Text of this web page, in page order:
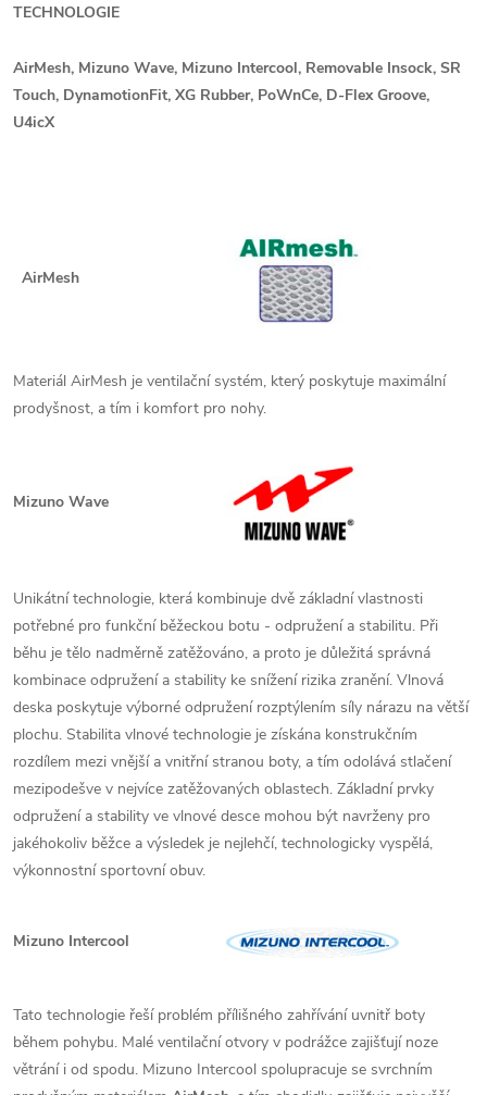
TECHNOLOGIE
AirMesh, Mizuno Wave, Mizuno Intercool, Removable Insock, SR
Touch, DynamotionFit, XG Rubber, PoWnCe, D-Flex Groove,
U4icX
AirMesh
Materiál AirMesh je ventilační systém, který poskytuje maximální
prodyšnost, a tím i komfort pro nohy.
Mizuno Wave
Unikátní technologie, která kombinuje dvě základní vlastnosti
potřebné pro funkční běžeckou botu - odpružení a stabilitu. Při
běhu je tělo nadměrně zatěžováno, a proto je důležitá správná
kombinace odpružení a stability ke snížení rizika zranění. Vlnová
deska poskytuje výborné odpružení rozptýlením síly nárazu na větší
plochu. Stabilita vlnové technologie je získána konstrukčním
rozdílem mezi vnější a vnitřní stranou boty, a tím odolává stlačení
mezipodešve v nejvíce zatěžovaných oblastech. Základní prvky
odpružení a stability ve vlnové desce mohou být navrženy pro
jakéhokoliv běžce a výsledek je nejlehčí, technologicky vyspělá,
výkonnostní sportovní obuv.
Mizuno Intercool
Tato technologie řeší problém přílišného zahřívání uvnitř boty
během pohybu. Malé ventilační otvory v podrážce zajišťují noze
větrání i od spodu. Mizuno Intercool spolupracuje se svrchním